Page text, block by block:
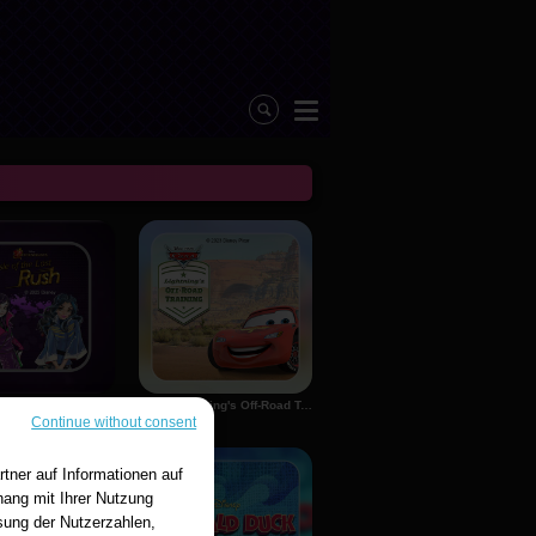
Continue without consent
auf Informationen auf
mit Ihrer Nutzung
der Nutzerzahlen,
Cars: Lightning's Off-Road Training